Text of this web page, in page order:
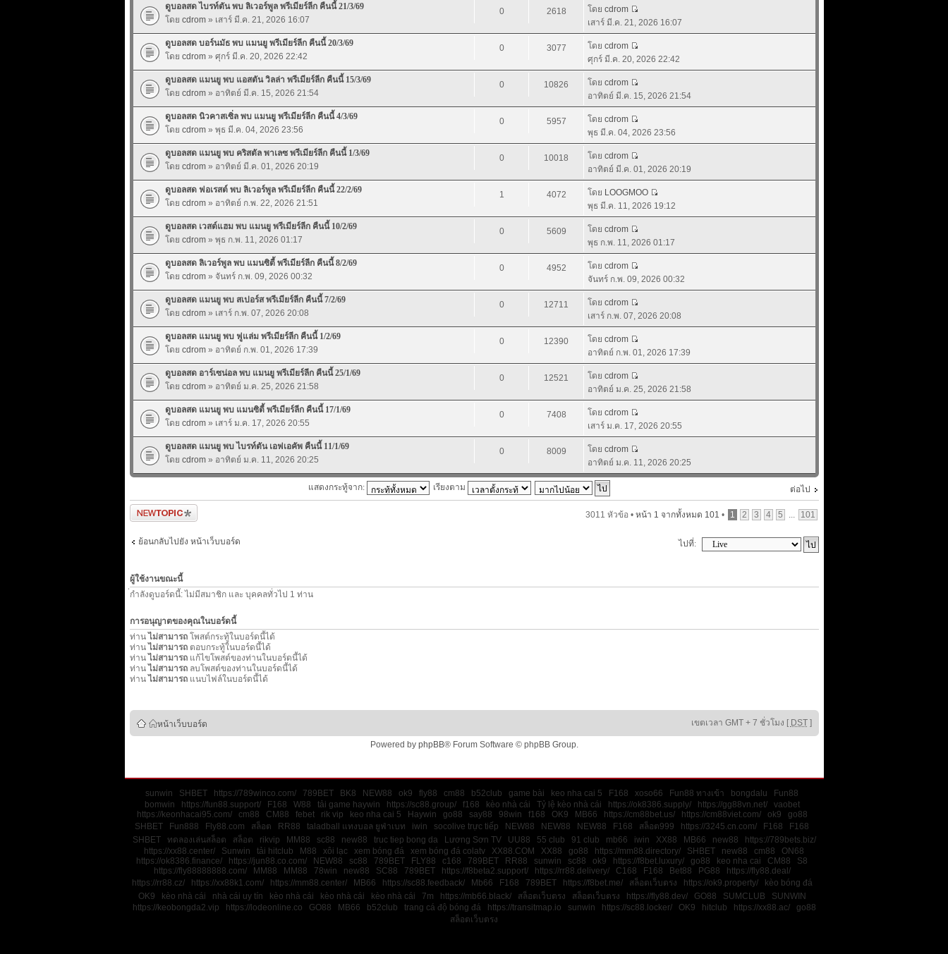
ดูบอลสด ไบรท์ตัน พบ ลิเวอร์พูล พรีเมียร์ลีก คืนนี้ 21/3/69
โดย cdrom» เสาร์ มี.ค. 21, 2026 16:07
0 2618 โดย cdrom
เสาร์ มี.ค. 21, 2026 16:07
ดูบอลสด บอร์นมัธ พบ แมนยู พรีเมียร์ลีก คืนนี้ 20/3/69
โดย cdrom» ศุกร์ มี.ค. 20, 2026 22:42
0 3077 โดย cdrom
ศุกร์ มี.ค. 20, 2026 22:42
ดูบอลสด แมนยู พบ แอสตัน วิลล่า พรีเมียร์ลีก คืนนี้ 15/3/69
โดย cdrom» อาทิตย์ มี.ค. 15, 2026 21:54
0 10826 โดย cdrom
อาทิตย์ มี.ค. 15, 2026 21:54
ดูบอลสด นิวคาสเซิ่ล พบ แมนยู พรีเมียร์ลีก คืนนี้ 4/3/69
โดย cdrom» พุธ มี.ค. 04, 2026 23:56
0 5957 โดย cdrom
พุธ มี.ค. 04, 2026 23:56
ดูบอลสด แมนยู พบ คริสตัล พาเลซ พรีเมียร์ลีก คืนนี้ 1/3/69
โดย cdrom» อาทิตย์ มี.ค. 01, 2026 20:19
0 10018 โดย cdrom
อาทิตย์ มี.ค. 01, 2026 20:19
ดูบอลสด ฟอเรสต์ พบ ลิเวอร์พูล พรีเมียร์ลีก คืนนี้ 22/2/69
โดย cdrom» อาทิตย์ ก.พ. 22, 2026 21:51
1 4072 โดย LOOGMOO
พุธ มี.ค. 11, 2026 19:12
ดูบอลสด เวสต์แฮม พบ แมนยู พรีเมียร์ลีก คืนนี้ 10/2/69
โดย cdrom» พุธ ก.พ. 11, 2026 01:17
0 5609 โดย cdrom
พุธ ก.พ. 11, 2026 01:17
ดูบอลสด ลิเวอร์พูล พบ แมนซิตี้ พรีเมียร์ลีก คืนนี้ 8/2/69
โดย cdrom» จันทร์ ก.พ. 09, 2026 00:32
0 4952 โดย cdrom
จันทร์ ก.พ. 09, 2026 00:32
ดูบอลสด แมนยู พบ สเปอร์ส พรีเมียร์ลีก คืนนี้ 7/2/69
โดย cdrom» เสาร์ ก.พ. 07, 2026 20:08
0 12711 โดย cdrom
เสาร์ ก.พ. 07, 2026 20:08
ดูบอลสด แมนยู พบ ฟูแล่ม พรีเมียร์ลีก คืนนี้ 1/2/69
โดย cdrom» อาทิตย์ ก.พ. 01, 2026 17:39
0 12390 โดย cdrom
อาทิตย์ ก.พ. 01, 2026 17:39
ดูบอลสด อาร์เซน่อล พบ แมนยู พรีเมียร์ลีก คืนนี้ 25/1/69
โดย cdrom» อาทิตย์ ม.ค. 25, 2026 21:58
0 12521 โดย cdrom
อาทิตย์ ม.ค. 25, 2026 21:58
ดูบอลสด แมนยู พบ แมนซิตี้ พรีเมียร์ลีก คืนนี้ 17/1/69
โดย cdrom» เสาร์ ม.ค. 17, 2026 20:55
0 7408 โดย cdrom
เสาร์ ม.ค. 17, 2026 20:55
ดูบอลสด แมนยู พบ ไบรท์ตัน เอฟเอคัพ คืนนี้ 11/1/69
โดย cdrom» อาทิตย์ ม.ค. 11, 2026 20:25
0 8009 โดย cdrom
อาทิตย์ ม.ค. 11, 2026 20:25
ต่อไป
แสดงกระทู้จาก: เรียงตาม
ตั้งกระทู้ใหม่ 3011 หัวข้อ • หน้า 1 จากทั้งหมด 101 • 1 2 3 4 5 ... 101
ย้อนกลับไปยัง หน้าเว็บบอร์ด ไปที่:
ผู้ใช้งานขณะนี้
่กำลังดูบอร์ดนี้: ไม่มีสมาชิก และ บุคคลทั่วไป 1 ท่าน
การอนุญาตของคุณในบอร์ดนี้
ท่าน ไม่สามารถโพสต์กระทู้ในบอร์ดนี้ได้
ท่าน ไม่สามารถตอบกระทู้ในบอร์ดนี้ได้
ท่าน ไม่สามารถแก้ไขโพสต์ของท่านในบอร์ดนี้ได้
ท่าน ไม่สามารถลบโพสต์ของท่านในบอร์ดนี้ได้
ท่าน ไม่สามารถแนบไฟล์ในบอร์ดนี้ได้
หน้าเว็บบอร์ด เขตเวลา GMT + 7 ชั่วโมง [ DST]
Powered by phpBB® Forum Software © phpBB Group.
sunwin SHBET https://789winco.com/ 789BET BK8 NEW88 ok9 fly88 cm88 b52club game bài keo nha cai 5 F168 xoso66 Fun88 ทางเข้า bongdalu
Fun88
bomwin
https://fun88.support/ F168 W88 tải game haywin https://sc88.group/ f168 kèo nhà cái Tỷ lệ kèo nhà cái https://ok8386.supply/ https://gg88vn.net/
vaobet
https://keonhacai95.com/
cm88 CM88 febet rik vip keo nha cai 5 Haywin go88 say88 98win f168 OK9 MB66 https://cm88bet.us/ https://cm88viet.com/ ok9
go88
SHBET
Fun888 Fly88.com สล็อต RR88 taladball แทงบอล ยูฟ่าเบท iwin socolive trực tiếp NEW88 NEW88 NEW88 F168 สล็อต999 https://3245.cn.com/ F168
F168
SHBET
ทดลองเล่นสล็อต สล็อต rikvip MM88 sc88 new88 truc tiep bong da Lương Sơn TV UU88 55 club 91 club mb66 iwin XX88 MB66 new88
https://789bets.biz/
https://xx88.center/
Sunwin tải hitclub M88 xôi lạc xem bóng đá xem bóng đá colatv XX88.COM XX88 go88 https://mm88.directory/ SHBET new88 cm88
ON68
https://ok8386.finance/
https://jun88.co.com/ NEW88 sc88 789BET FLY88 c168 789BET RR88 sunwin sc88 ok9 https://f8bet.luxury/ go88 keo nha cai CM88
S8
https://fly88888888.com/
MM88 MM88 78win new88 SC88 789BET https://f8beta2.support/ https://rr88.delivery/ C168 F168 Bet88 PG88
https://fly88.deal/
https://rr88.cz/
https://xx88k1.com/ https://mm88.center/ MB66 https://sc88.feedback/ Mb66 F168 789BET https://f8bet.me/ สล็อตเว็บตรง https://ok9.property/
kèo bóng đá
OK9
kèo nhà cái nhà cái uy tín kèo nhà cái kèo nhà cái kèo nhà cái 7m https://mb66.black/ สล็อตเว็บตรง สล็อตเว็บตรง https://fly88.dev/ GO88 SUMCLUB
SUNWIN
https://keobongda2.vip
https://lodeonline.co GO88 MB66 b52club trang cá độ bóng đá https://transitmap.io sunwin https://sc88.locker/ OK9 hitclub https://xx88.ac/
go88
สล็อตเว็บตรง